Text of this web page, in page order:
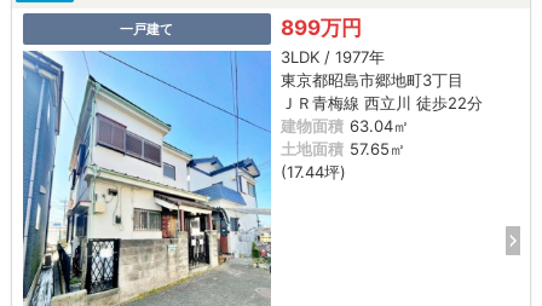
一戸建て 899万円
3LDK / 1977年
東京都昭島市郷地町3丁目
ＪＲ青梅線 西立川 徒歩22分
建物面積 63.04㎡
土地面積 57.65㎡
(17.44坪)